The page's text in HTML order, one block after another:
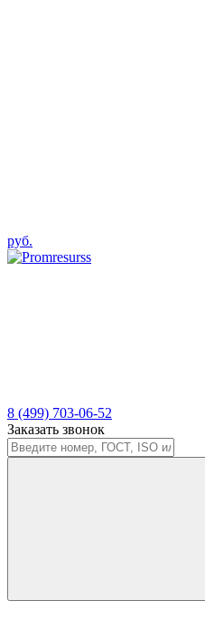
руб.
8 (499) 703-06-52
Заказать звонок